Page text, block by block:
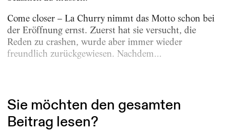
Come closer – La Churry nimmt das Motto schon bei
der Eröffnung ernst. Zuerst hat sie versucht, die
Reden zu crashen, wurde aber immer wieder
freundlich zurückgewiesen. Nachdem...
Sie möchten den gesamten
Beitrag lesen?